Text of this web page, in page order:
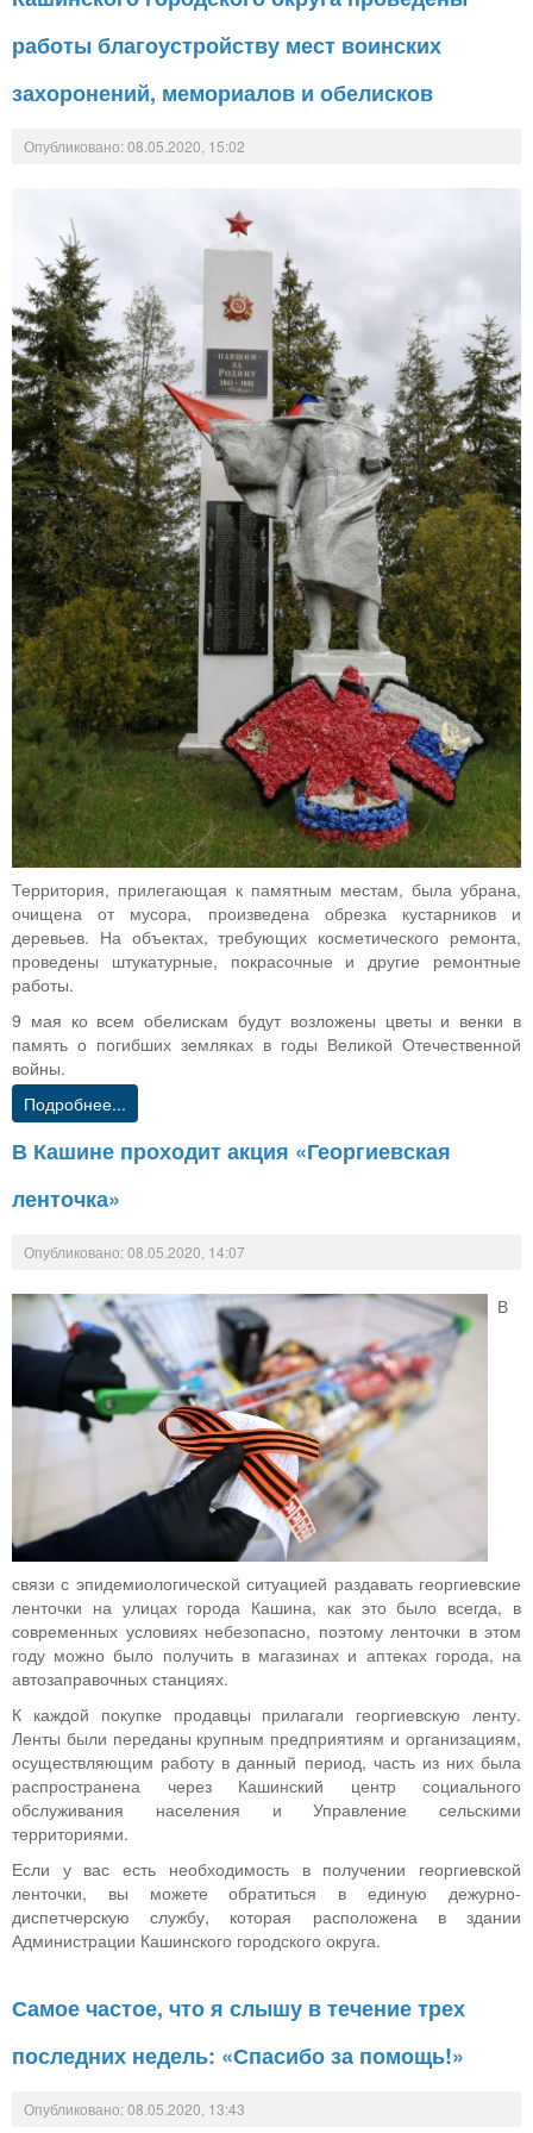
работы благоустройству мест воинских
захоронений, мемориалов и обелисков
Опубликовано: 08.05.2020, 15:02
Территория, прилегающая к памятным местам, была убрана,
очищена от мусора, произведена обрезка кустарников и
деревьев. На объектах, требующих косметического ремонта,
проведены штукатурные, покрасочные и другие ремонтные
работы.
9 мая ко всем обелискам будут возложены цветы и венки в
память о погибших земляках в годы Великой Отечественной
войны.
Подробнее...
В Кашине проходит акция «Георгиевская
ленточка»
Опубликовано: 08.05.2020, 14:07
В
связи с эпидемиологической ситуацией раздавать георгиевские
ленточки на улицах города Кашина, как это было всегда, в
современных условиях небезопасно, поэтому ленточки в этом
году можно было получить в магазинах и аптеках города, на
автозаправочных станциях.
К каждой покупке продавцы прилагали георгиевскую ленту.
Ленты были переданы крупным предприятиям и организациям,
осуществляющим работу в данный период, часть из них была
распространена через Кашинский центр социального
обслуживания населения и Управление сельскими
территориями.
Если у вас есть необходимость в получении георгиевской
ленточки, вы можете обратиться в единую дежурно-
диспетчерскую службу, которая расположена в здании
Администрации Кашинского городского округа.
Самое частое, что я слышу в течение трех
последних недель: «Спасибо за помощь!»
Опубликовано: 08.05.2020, 13:43